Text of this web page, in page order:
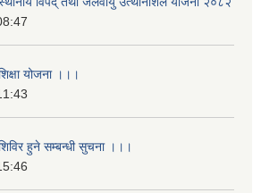
योजना ।।।
हुने सम्बन्धी सुचना ।।।